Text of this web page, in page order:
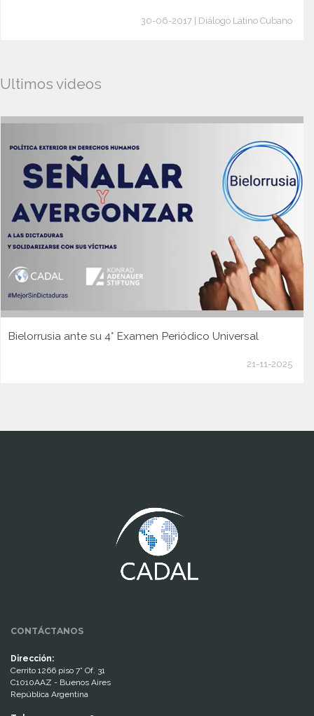
30-06-2017 | Diálogo Latino Cubano
Ultimos videos
Bielorrusia ante su 4° Examen Periódico Universal
21-11-2025
CONTÁCTANOS
Dirección:
Cerrito 1266 piso 7° Of. 31
C1010AAZ - Buenos Aires
República Argentina